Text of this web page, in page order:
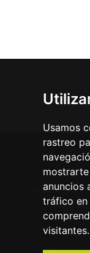
Usamos
rastreo
anuncios
tráfico en
visitantes.
©
Aviso legal
Mapa del